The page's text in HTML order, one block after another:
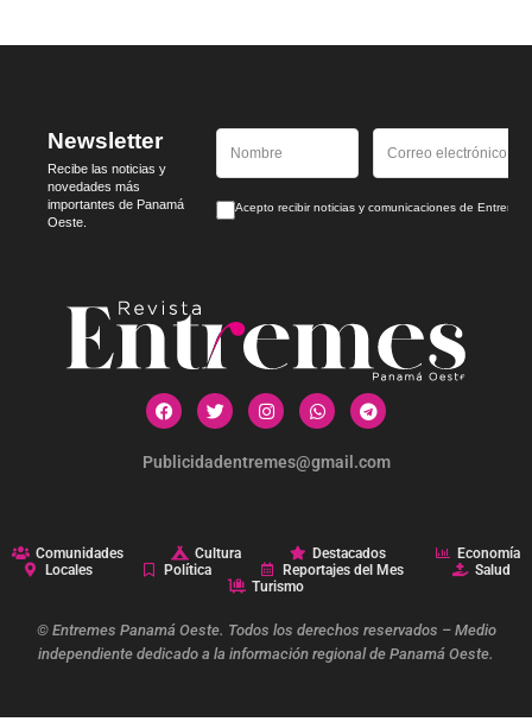
Newsletter
Recibe las noticias y
novedades más
importantes de Panamá
Oeste.
Acepto recibir noticias y comunicaciones de
Publicidadentremes@gmail.com
Comunidades Cultura Destacados
Economía
Locales
Política Reportajes del Mes
Salud
Turismo
© Entremes Panamá Oeste. Todos los derechos reservados – Medio
independiente dedicado a la información regional de Panamá Oeste.